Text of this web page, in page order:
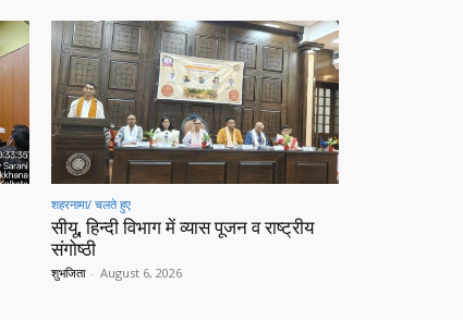
शहरनामा/ चलते हुए
सीयू, हिन्दी विभाग में व्यास पूजन व राष्ट्रीय
संगोष्ठी
शुभजिता - August 6, 2026